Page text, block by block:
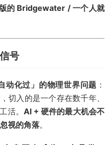
的 Bridgewater / 一个人就
号
动化过」的物理世界问题 ：
切入的是一个存在数千年、
活。 AI + 硬件的最大机会不
视的角落。